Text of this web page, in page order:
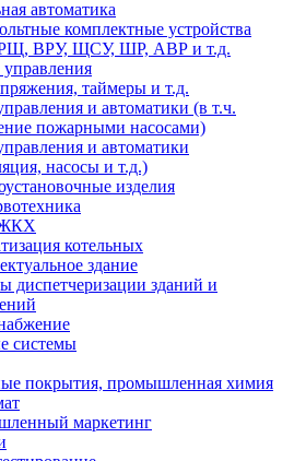
автоматика
комплектные устройства
ВРУ, ЩСУ, ШР, АВР и т.д.
таймеры и т.д.
и автоматики (в т.ч.
пожарными насосами)
и автоматики
насосы и т.д.)
изделия
ЖКХ
котельных
здание
диспетчеризации зданий и
системы
покрытия, промышленная химия
маркетинг